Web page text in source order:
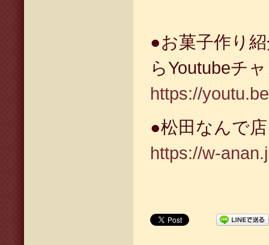
●お菓子作り
らYoutubeチ
https://
●松田なんで
https://w-